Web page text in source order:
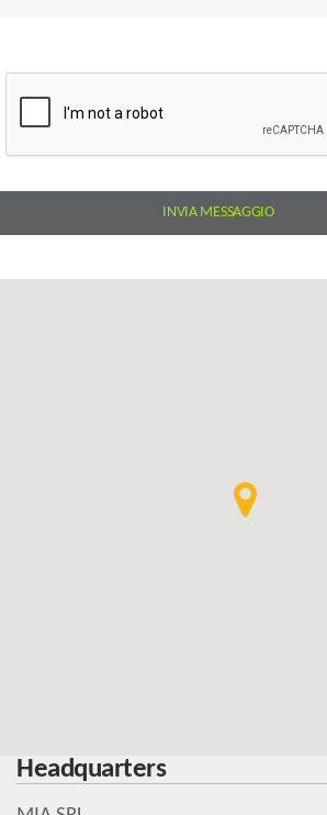
INVIA MESSAGGIO
Headquarters